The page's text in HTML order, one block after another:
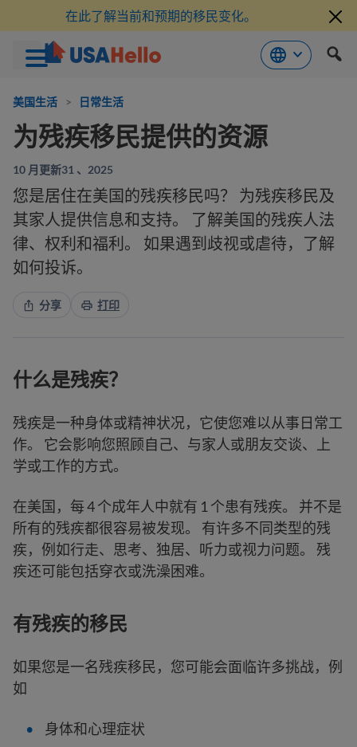
在此了解当前和预期的移民变化。
美国生活 > 日常生活
为残疾移民提供的资源
10 月更新31 、2025
您是居住在美国的残疾移民吗？ 为残疾移民及
其家人提供信息和支持。 了解美国的残疾人法
律、权利和福利。 如果遇到歧视或虐待，了解
如何投诉。
分享 打印
什么是残疾？
残疾是一种身体或精神状况，它使您难以从事日常工
作。 它会影响您照顾自己、与家人或朋友交谈、上
学或工作的方式。
在美国，每 4 个成年人中就有 1 个患有残疾。 并不是
所有的残疾都很容易被发现。 有许多不同类型的残
疾，例如行走、思考、独居、听力或视力问题。 残
疾还可能包括穿衣或洗澡困难。
有残疾的移民
如果您是一名残疾移民，您可能会面临许多挑战，例
如
身体和心理症状